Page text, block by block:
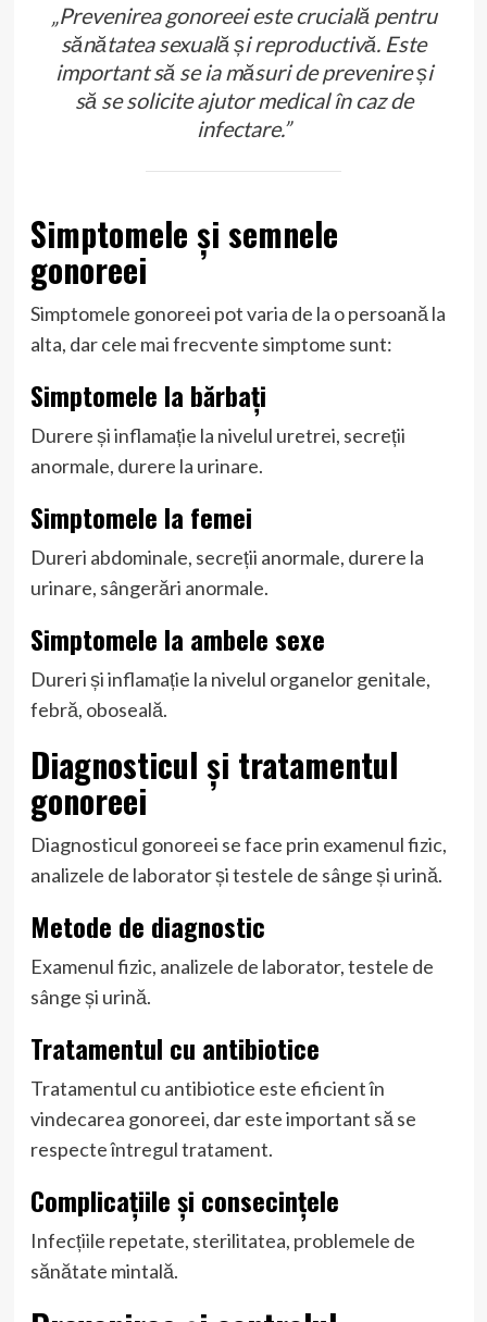
„Prevenirea gonoreei este crucială pentru
sănătatea sexuală și reproductivă. Este
important să se ia măsuri de prevenire și
să se solicite ajutor medical în caz de
infectare.”
Simptomele și semnele
gonoreei
Simptomele gonoreei pot varia de la o persoană la
alta, dar cele mai frecvente simptome sunt:
Simptomele la bărbați
Durere și inflamație la nivelul uretrei, secreții
anormale, durere la urinare.
Simptomele la femei
Dureri abdominale, secreții anormale, durere la
urinare, sângerări anormale.
Simptomele la ambele sexe
Dureri și inflamație la nivelul organelor genitale,
febră, oboseală.
Diagnosticul și tratamentul
gonoreei
Diagnosticul gonoreei se face prin examenul fizic,
analizele de laborator și testele de sânge și urină.
Metode de diagnostic
Examenul fizic, analizele de laborator, testele de
sânge și urină.
Tratamentul cu antibiotice
Tratamentul cu antibiotice este eficient în
vindecarea gonoreei, dar este important să se
respecte întregul tratament.
Complicațiile și consecințele
Infecțiile repetate, sterilitatea, problemele de
sănătate mintală.